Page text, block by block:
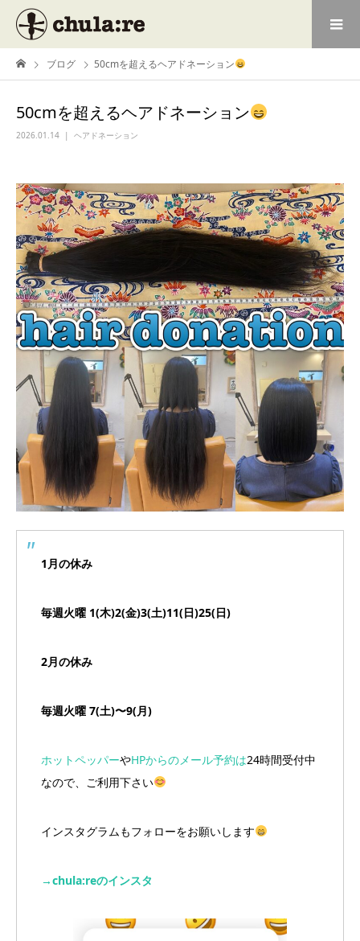
ブログ 50cmを超えるヘアドネーション
50cmを超えるヘアドネーション
2026.01.14 ヘアドネーション
1月の休み
毎週火曜 1(木)2(金)3(土)11(日)25(日)
2月の休み
毎週火曜 7(土)〜9(月)
ホットペッパーやHPからのメール予約は24時間受付中
なので、ご利用下さい
インスタグラムもフォローをお願いします
→chula:reのインスタ